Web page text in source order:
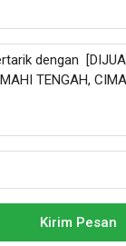
Kirim Pesan